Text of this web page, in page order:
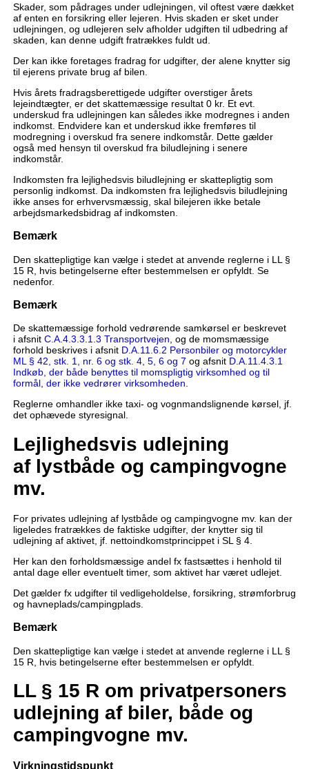
Skader, som pådrages under udlejningen, vil oftest være dækket
af enten en forsikring eller lejeren. Hvis skaden er sket under
udlejningen, og udlejeren selv afholder udgiften til udbedring af
skaden, kan denne udgift fratrækkes fuldt ud.
Der kan ikke foretages fradrag for udgifter, der alene knytter sig
til ejerens private brug af bilen.
Hvis årets fradragsberettigede udgifter overstiger årets
lejeindtægter, er det skattemæssige resultat 0 kr. Et evt.
underskud fra udlejningen kan således ikke modregnes i anden
indkomst. Endvidere kan et underskud ikke fremføres til
modregning i overskud fra senere indkomstår. Dette gælder
også med hensyn til overskud fra biludlejning i senere
indkomstår.
Indkomsten fra lejlighedsvis biludlejning er skattepligtig som
personlig indkomst. Da indkomsten fra lejlighedsvis biludlejning
ikke anses for erhvervsmæssig, skal bilejeren ikke betale
arbejdsmarkedsbidrag af indkomsten.
Bemærk
Den skattepligtige kan vælge i stedet at anvende reglerne i LL §
15 R, hvis betingelserne efter bestemmelsen er opfyldt. Se
nedenfor.
Bemærk
De skattemæssige forhold vedrørende samkørsel er beskrevet
i afsnit C.A.4.3.3.1.3 Transportvejen, og de momsmæssige
forhold beskrives i afsnit D.A.11.6.2 Personbiler og motorcykler
ML § 42, stk. 1, nr. 6 og stk. 4, 5, 6 og 7 og afsnit D.A.11.4.3.1
Indkøb, der både benyttes til momspligtig virksomhed og til
formål, der ikke vedrører virksomheden.
Reglerne omhandler ikke taxi- og vognmandslignende kørsel, jf.
det ophævede styresignal.
Lejlighedsvis udlejning
af lystbåde og campingvogne
mv.
For privates udlejning af lystbåde og campingvogne mv. kan der
ligeledes fratrækkes de faktiske udgifter, der knytter sig til
udlejning af aktivet, jf. nettoindkomstprincippet i SL § 4.
Her kan den forholdsmæssige andel fx fastsættes i henhold til
antal dage eller eventuelt timer, som aktivet har været udlejet.
Det gælder fx udgifter til vedligeholdelse, forsikring, strømforbrug
og havneplads/campingplads.
Bemærk
Den skattepligtige kan vælge i stedet at anvende reglerne i LL §
15 R, hvis betingelserne efter bestemmelsen er opfyldt.
LL § 15 R om privatpersoners
udlejning af biler, både og
campingvogne mv.
Virkningstidspunkt